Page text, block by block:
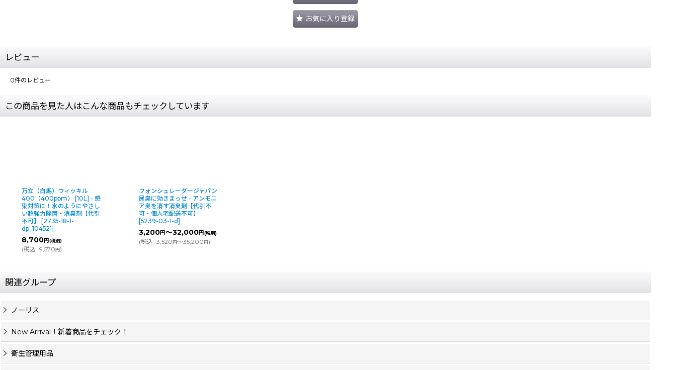
お気に入り登録
レビュー
0件のレビュー
この商品を見た人はこんな商品もチェックしています
万立（白馬）ウィッキル
400（400ppm） [10L] - 感
染対策に！水のようにやさし
い超強力除菌・消臭剤【代引
不可】
[2735-18-1-
dp_104521]
8,700円(税別)
(税込: 9,570円)
フォンシュレーダージャパン
尿臭に効きまっせ - アンモニ
ア臭を消す消臭剤【代引不
可・個人宅配送不可】
[5239-03-1-d]
3,200円～32,000円(税別)
(税込: 3,520円～35,200円)
関連グループ
ノーリス
New Arrival！新着商品をチェック！
衛生管理用品